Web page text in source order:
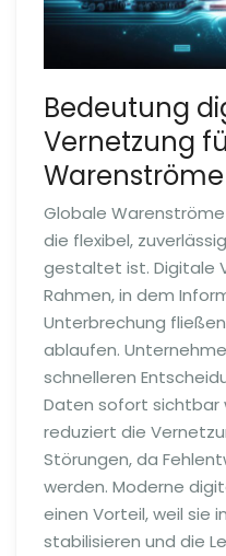
Bedeutung
Vernetzung
Warenströme
Globale
die flexibel,
gestaltet ist. Digitale
Rahmen, in dem
Unterbrechung
ablaufen.
schnelleren
Daten sofort sichtbar
reduziert die
Störungen, da
werden. Moderne
einen Vorteil, weil sie
stabilisieren und die